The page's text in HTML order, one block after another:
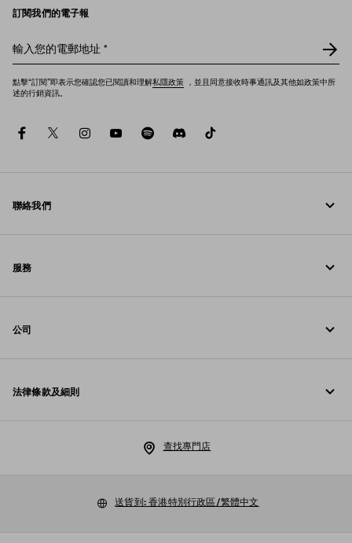
訂閱我們的電子報
輸入您的電郵地址 *
點擊“訂閱”即表示您確認您已閱讀和理解私隱政策 ，並且同意接收時事通訊及其他如政策中所
述的行銷資訊。
facebooktwitterinstagramyoutubespotifydiscord
聯絡我們
透過 WhatsApp 給我們留言
服務
追蹤訂單
公司
Prada 集團
法律條款及細則
Cookies 設定
查找專門店
送貨到: 香港特別行政區/繁體中文